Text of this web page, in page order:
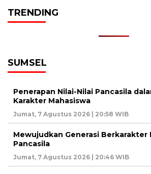
TRENDING
SUMSEL
Penerapan Nilai-Nilai Pancasila
Karakter Mahasiswa
Jumat, 7 Agustus 2026 | 20:58 WIB
Mewujudkan Generasi Berkarakter
Pancasila
Jumat, 7 Agustus 2026 | 20:46 WIB